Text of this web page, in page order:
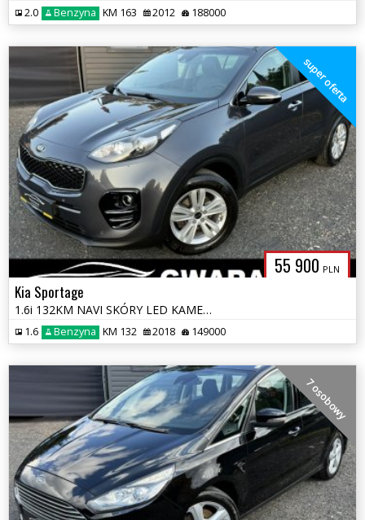
2.0 Benzyna KM 163 2012 188000
55 900 PLN
super oferta
Kia Sportage
1.6i 132KM NAVI SKÓRY LED KAMERA EL.FOTELE 4xGrz.Fotele ALU 2xPDC BLIS
1.6 Benzyna KM 132 2018 149000
7 osobowy